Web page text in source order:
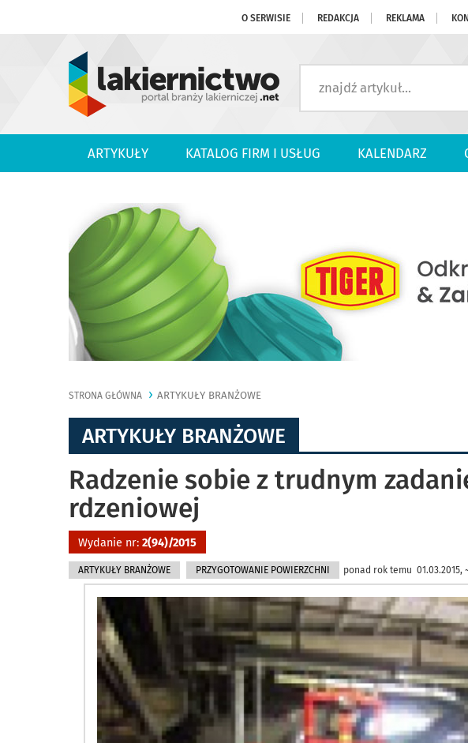
O SERWISIE REDAKCJA REKLAMA
ARTYKUŁY KATALOG FIRM I USŁUG KALENDARZ
STRONA GŁÓWNA ARTYKUŁY BRANŻOWE
ARTYKUŁY BRANŻOWE
Radzenie sobie z trudnym
rdzeniowej
Wydanie nr: 2(94)/2015
ARTYKUŁY BRANŻOWE PRZYGOTOWANIE POWIERZCHNI ponad rok temu